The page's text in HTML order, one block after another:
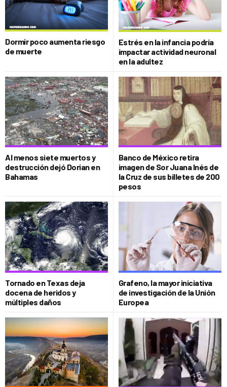
Dormir poco aumenta riesgo
de muerte
Estrés en la infancia podría
impactar actividad neuronal
en la adultez
Al menos siete muertos y
destrucción dejó Dorian en
Bahamas
Banco de México retira
imagen de Sor Juana Inés de
la Cruz de sus billetes de 200
pesos
Tornado en Texas deja
docena de heridos y
múltiples daños
Grafeno, la mayor iniciativa
de investigación de la Unión
Europea